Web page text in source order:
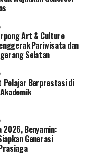
Art & Culture
Pariwisata dan
Selatan
Pelajar Berprestasi di
2026, Benyamin:
Generasi